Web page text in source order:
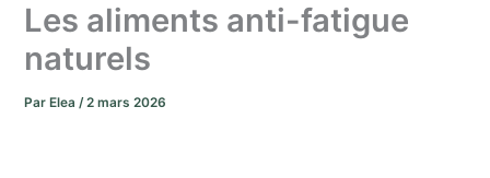
Les aliments anti-fatigue
naturels
Par Elea/2 mars 2026